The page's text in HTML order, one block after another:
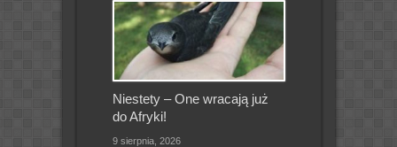
Niestety – One wracają już
do Afryki!
9 sierpnia, 2026